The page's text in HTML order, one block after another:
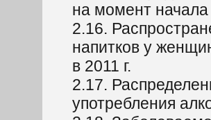
на момент начала
2.16.
напитков у
в 2011 г.
2.17.
употребления